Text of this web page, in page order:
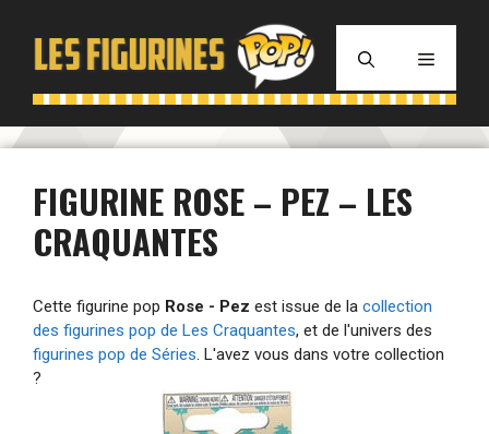
contenu
MENU
FIGURINE ROSE – PEZ – LES
CRAQUANTES
Cette figurine pop Rose - Pez est issue de la collection
des figurines pop de Les Craquantes, et de l'univers des
figurines pop de Séries. L'avez vous dans votre collection
?